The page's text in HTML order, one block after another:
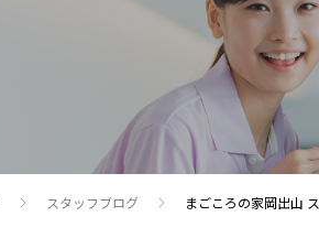
スタッフブログ まごころの家岡出山